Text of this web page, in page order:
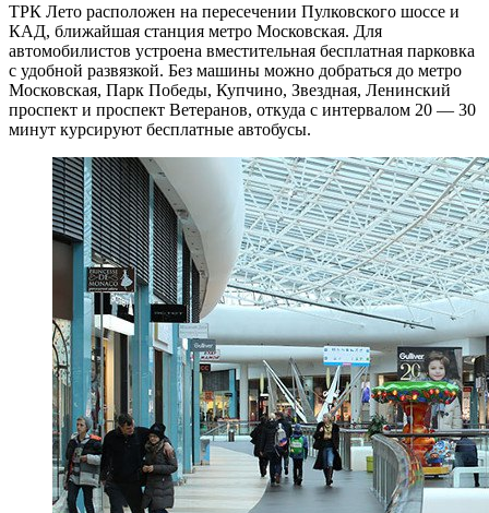
ТРК Лето расположен на пересечении Пулковского шоссе и
КАД, ближайшая станция метро Московская. Для
автомобилистов устроена вместительная бесплатная парковка
с удобной развязкой. Без машины можно добраться до метро
Московская, Парк Победы, Купчино, Звездная, Ленинский
проспект и проспект Ветеранов, откуда с интервалом 20 — 30
минут курсируют бесплатные автобусы.